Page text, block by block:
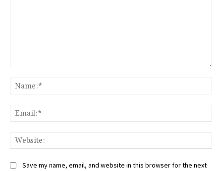
Save my name, email, and website in this browser for the next